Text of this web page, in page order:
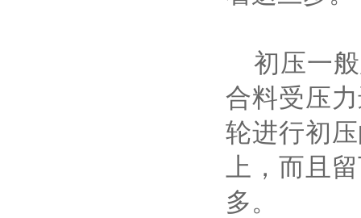
初压一般
合料受压
轮进行初
上，而且
多。